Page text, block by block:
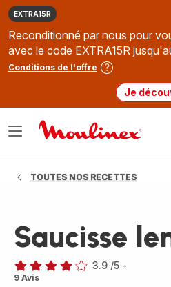
EXTRA15R
Reconditionné par nous pour
avec le code EXTRA15R
Conditions de l'offre
Je
Ouvrir
TOUTES NOS RECETTES
Saucisse
ratings.3.9
3.9 /5 -
9 Avis